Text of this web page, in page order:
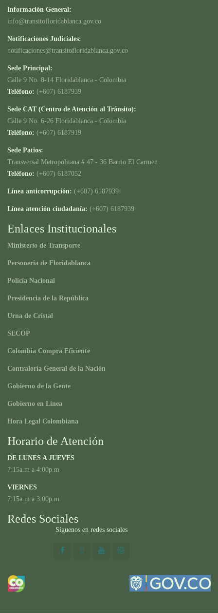
Información General:
info@transitofloridablanca.gov.co
Notificaciones Judiciales:
notificaciones@transitofloridablanca.gov.co
Sede Principal:
Calle 9 No. 8-14 Floridablanca - Colombia
Teléfono: (+607) 6187939
Sede CAT (Centro de Atención al Tránsito):
Calle 9 No. 6-26 Floridablanca - Colombia
Teléfono: (+607) 6187919
Sede Patios:
Transversal Metropolitana # 47 - 36 Barrio El Carmen
Teléfono: (+607) 6187052
Línea anticorrupción: (+607) 6187939
Línea atención ciudadanía: (+607) 6187939
Enlaces Institucionales
Ministerio de Transporte
Personería de Floridablanca
Policía Nacional
Presidencia de la República
Urna de Cristal
SECOP
Colombia Compra Eficiente
Contraloría General de la Nación
Gobierno de la Gente
Gobierno en Línea
Hora Legal Colombiana
Horario de Atención
DE LUNES A JUEVES
7:15a.m a 4:00p.m
VIERNES
7:15a.m a 3:00p.m
Redes Sociales
Síguenos en redes sociales